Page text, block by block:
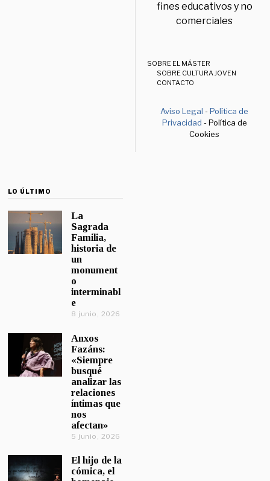
fines educativos y no
comerciales
SOBRE EL MÁSTER
SOBRE CULTURA JOVEN
CONTACTO
Aviso Legal -Política de
Privacidad - Política de
Cookies
LO ÚLTIMO
La
Sagrada
Familia,
historia de
un
monument
o
interminabl
e
8 junio, 2026
Anxos
Fazáns:
«Siempre
busqué
analizar las
relaciones
íntimas que
nos
afectan»
5 junio, 2026
El hijo de la
cómica, el